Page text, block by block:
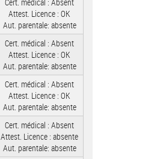
Attest. Licence : OK
Aut. parentale: absente
Cert. médical : Absent
Attest. Licence : OK
Aut. parentale: absente
Cert. médical : Absent
Attest. Licence : OK
Aut. parentale: absente
Cert. médical : Absent
Attest. Licence : absente
Aut. parentale: absente